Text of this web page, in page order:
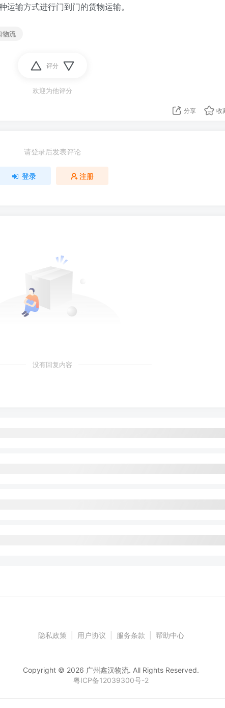
输方式进行门到门的货物运输。
物流
评分
欢迎为他评分
分享 收
请登录后发表评论
登录 注册
没有回复内容
隐私政策 用户协议 服务条款 帮助中心
Copyright © 2026 广州鑫汉物流. All Rights Reserved.
粤ICP备12039300号-2